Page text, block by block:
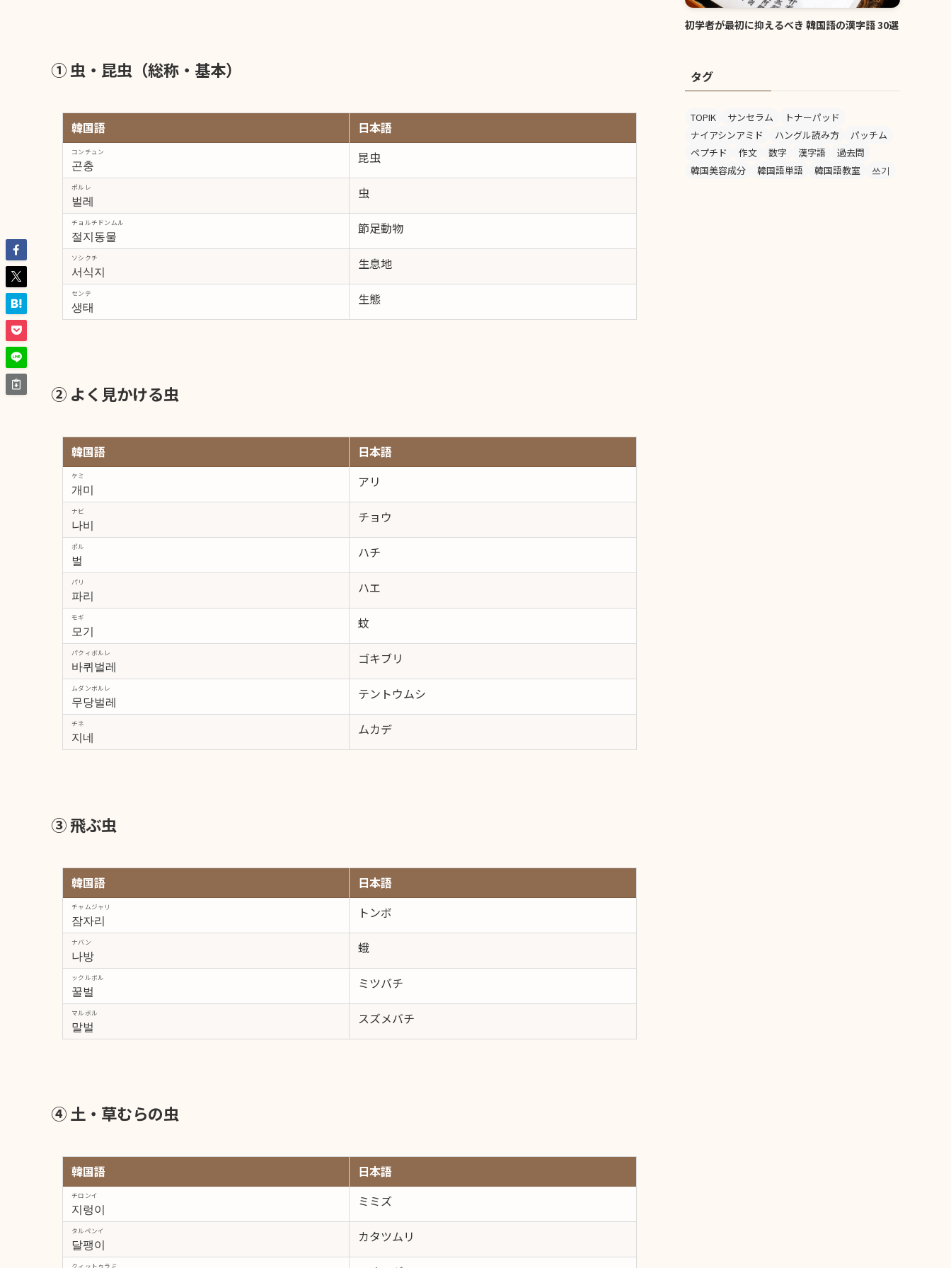
① 虫・昆虫（総称・基本）
韓国語 日本語
곤충
コンチュン 昆虫
벌레
ポルレ 虫
절지동물
チョルチドンムル 節足動物
서식지
ソシクチ 生息地
생태
センテ 生態
② よく見かける虫
韓国語 日本語
개미
ケミ アリ
나비
ナビ チョウ
벌
ポル ハチ
파리
パリ ハエ
모기
モギ 蚊
바퀴벌레
パクィボルレ ゴキブリ
무당벌레
ムダンボルレ テントウムシ
지네
チネ ムカデ
③ 飛ぶ虫
韓国語 日本語
잠자리
チャムジャリ トンボ
나방
ナバン 蛾
꿀벌
ックルボル ミツバチ
말벌
マルボル スズメバチ
④ 土・草むらの虫
韓国語 日本語
지렁이
チロンイ ミミズ
달팽이
タルペンイ カタツムリ
初学者が最初に抑えるべき 韓国語の漢字語 30選
タグ
TOPIK サンセラム
トナーパッド
ナイアシンアミド
ハングル読み方
パッチム
ペプチド
作文 数字 漢字語
過去問
韓国美容成分
韓国語単語 韓国語教室 쓰기